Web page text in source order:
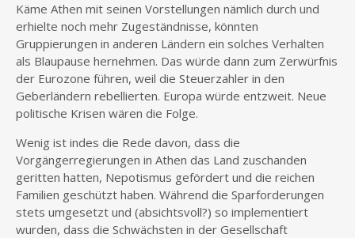
Käme Athen mit seinen Vorstellungen nämlich durch und
erhielte noch mehr Zugeständnisse, könnten
Gruppierungen in anderen Ländern ein solches Verhalten
als Blaupause hernehmen. Das würde dann zum Zerwürfnis
der Eurozone führen, weil die Steuerzahler in den
Geberländern rebellierten. Europa würde entzweit. Neue
politische Krisen wären die Folge.
Wenig ist indes die Rede davon, dass die
Vorgängerregierungen in Athen das Land zuschanden
geritten hatten, Nepotismus gefördert und die reichen
Familien geschützt haben. Während die Sparforderungen
stets umgesetzt und (absichtsvoll?) so implementiert
wurden, dass die Schwächsten in der Gesellschaft